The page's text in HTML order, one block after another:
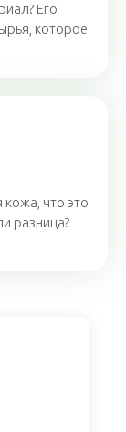
Его
которое
что это
разница?